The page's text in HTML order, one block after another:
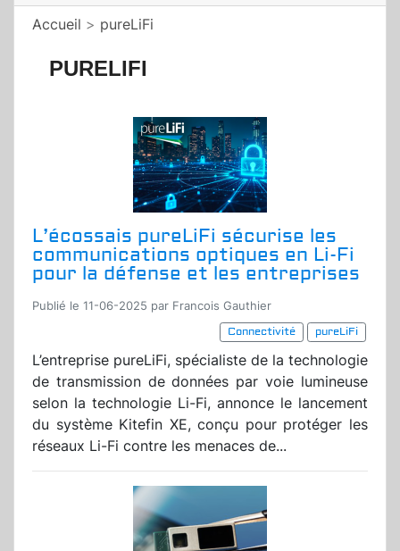
Accueil > pureLiFi
PURELIFI
L’écossais pureLiFi sécurise les
communications optiques en Li-Fi
pour la défense et les entreprises
Publié le 11-06-2025 par Francois Gauthier
Connectivité
pureLiFi
L’entreprise pureLiFi, spécialiste de la technologie
de transmission de données par voie lumineuse
selon la technologie Li-Fi, annonce le lancement
du système Kitefin XE, conçu pour protéger les
réseaux Li-Fi contre les menaces de...